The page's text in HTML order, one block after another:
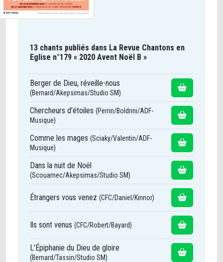
13 chants publiés dans La Revue Chantons en
Eglise n°179 « 2020 Avent Noël B »
Berger de Dieu, réveille-nous
(Bernard/Akepsimas/Studio SM)
Chercheurs d’étoiles (Perrin/Boldrini/ADF-
Musique)
Comme les mages (Sciaky/Valentin/ADF-
Musique)
Dans la nuit de Noël
(Scouarnec/Akepsimas/Studio SM)
Étrangers vous venez (CFC/Daniel/Kinnor)
Ils sont venus (CFC/Robert/Bayard)
L'Épiphanie du Dieu de gloire
(Bernard/Tassin/Studio SM)